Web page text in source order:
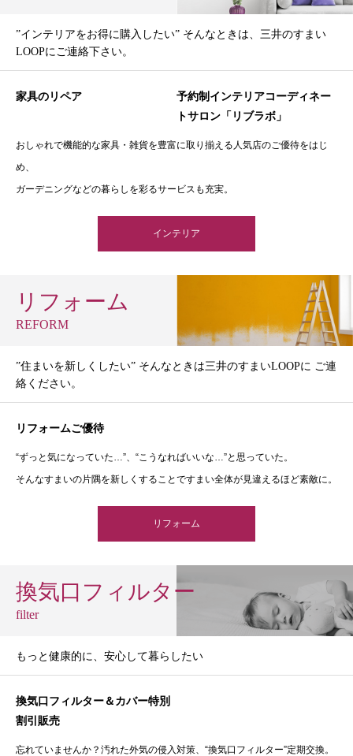
”インテリアをお得に購入したい” そんなときは、三井のすまい
LOOPにご連絡下さい。
家具のリペア
予約制インテリアコーディネー
トサロン「リブラボ」
おしゃれで機能的な家具・雑貨を豊富に取り揃える人気店のご優待をはじ
め、
ガーデニングなどの暮らしを彩るサービスも充実。
インテリア
リフォーム
REFORM
”住まいを新しくしたい” そんなときは三井のすまいLOOPに ご連
絡ください。
リフォームご優待
“ずっと気になっていた…”、“こうなればいいな…”と思っていた。
そんなすまいの片隅を新しくすることですまい全体が見違えるほど素敵に。
リフォーム
換気口フィルター
filter
もっと健康的に、安心して暮らしたい
換気口フィルター＆カバー特別
割引販売
忘れていませんか？汚れた外気の侵入対策、“換気口フィルター”定期交換。